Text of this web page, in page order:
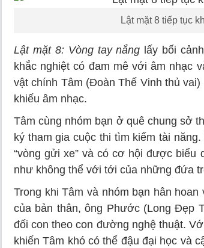
Lật mặt 8 tiếp tục
Lật mặt 8: Vòng tay nắng lấy bối
khắc nghiệt có đam mê với âm nhạc
vật chính Tâm (Đoàn Thế Vinh thủ
khiếu âm nhạc.
Tâm cùng nhóm bạn ở quê chung sở
ký tham gia cuộc thi tìm kiếm tài
“vòng gửi xe” và có cơ hội được
như không thể với tới của những đứa
Trong khi Tâm và nhóm bạn hân
của bản thân, ông Phước (Long Đẹp
đối con theo con đường nghệ thuật.
khiến Tâm khó có thể đậu đại học và